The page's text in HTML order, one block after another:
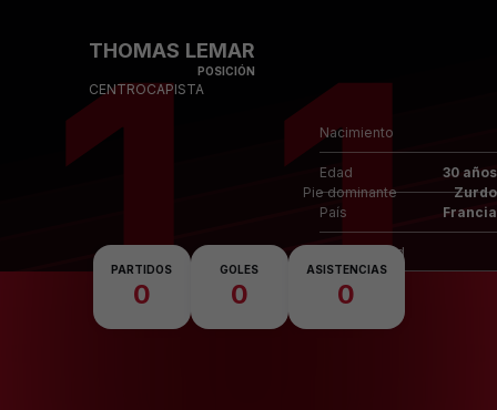
11
THOMAS LEMAR
POSICIÓN
CENTROCAPISTA
Pie dominante Zurdo
Nacimiento
Edad 30 años
País Francia
Nacionalidad
PARTIDOS
0
GOLES
0
ASISTENCIAS
0